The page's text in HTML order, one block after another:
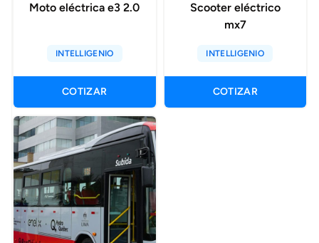
Moto eléctrica e3 2.0
INTELLIGENIO
COTIZAR
Scooter eléctrico
mx7
INTELLIGENIO
COTIZAR